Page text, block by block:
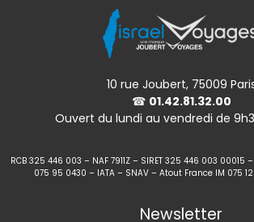
10 rue Joubert, 75009
☎ 01.42.81.32.00
Ouvert du lundi au vendredi de
RCB 325 446 003 – NAF 7911Z – SIRET 325 446 003 00015 –
075 95 0430 – IATA – SNAV – Atout France IM 075
Newsletter